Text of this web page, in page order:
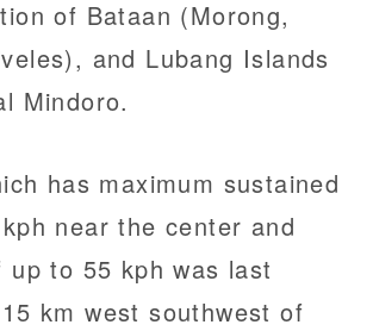
of Bataan (Morong,
and Lubang Islands
Mindoro.
has maximum sustained
near the center and
up to 55 kph was last
km west southwest of